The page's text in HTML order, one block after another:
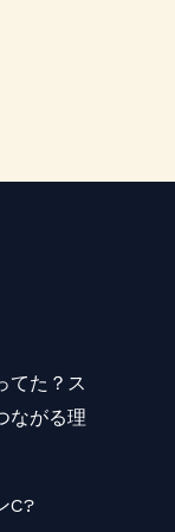
てた？ス
ながる理
C?